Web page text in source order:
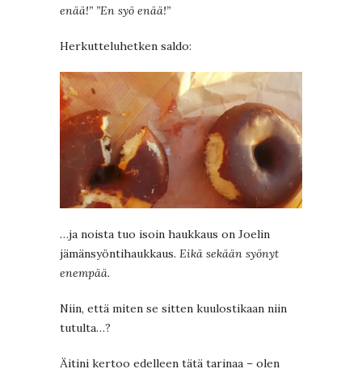
enää!” ”En syö enää!”
Herkutteluhetken saldo:
…ja noista tuo isoin haukkaus on Joelin
jämänsyöntihaukkaus. Eikä sekään syönyt
enempää.
Niin, että miten se sitten kuulostikaan niin
tutulta…?
Äitini kertoo edelleen tätä tarinaa – olen